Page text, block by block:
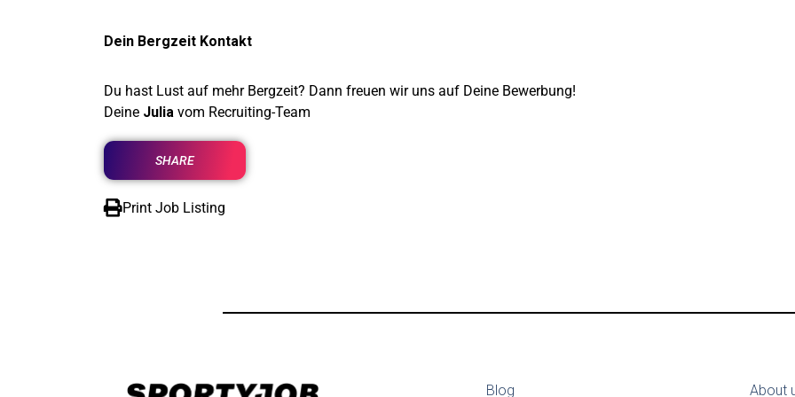
Dein Bergzeit Kontakt
Du hast Lust auf mehr Bergzeit? Dann freuen wir uns auf Deine Bewerbung!
Deine Julia vom Recruiting-Team
SHARE
Print Job Listing
Blog About